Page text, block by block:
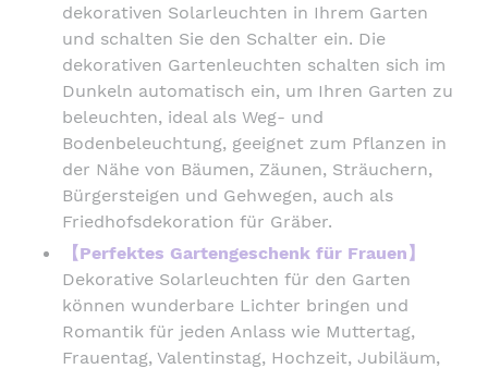
dekorativen Solarleuchten in Ihrem Garten
und schalten Sie den Schalter ein. Die
dekorativen Gartenleuchten schalten sich im
Dunkeln automatisch ein, um Ihren Garten zu
beleuchten, ideal als Weg- und
Bodenbeleuchtung, geeignet zum Pflanzen in
der Nähe von Bäumen, Zäunen, Sträuchern,
Bürgersteigen und Gehwegen, auch als
Friedhofsdekoration für Gräber.
【Perfektes Gartengeschenk für Frauen】
Dekorative Solarleuchten für den Garten
können wunderbare Lichter bringen und
Romantik für jeden Anlass wie Muttertag,
Frauentag, Valentinstag, Hochzeit, Jubiläum,